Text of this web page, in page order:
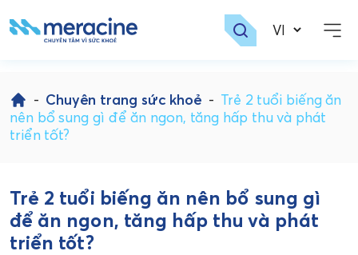
to
content
- Chuyên trang sức khoẻ - Trẻ 2 tuổi biếng ăn
nên bổ sung gì để ăn ngon, tăng hấp thu và phát
triển tốt?
Trẻ 2 tuổi biếng ăn nên bổ sung gì
để ăn ngon, tăng hấp thu và phát
triển tốt?